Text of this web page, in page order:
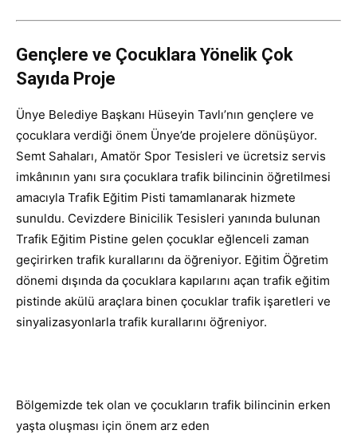
Gençlere ve Çocuklara Yönelik Çok
Sayıda Proje
Ünye Belediye Başkanı Hüseyin Tavlı’nın gençlere ve
çocuklara verdiği önem Ünye’de projelere dönüşüyor.
Semt Sahaları, Amatör Spor Tesisleri ve ücretsiz servis
imkânının yanı sıra çocuklara trafik bilincinin öğretilmesi
amacıyla Trafik Eğitim Pisti tamamlanarak hizmete
sunuldu. Cevizdere Binicilik Tesisleri yanında bulunan
Trafik Eğitim Pistine gelen çocuklar eğlenceli zaman
geçirirken trafik kurallarını da öğreniyor. Eğitim Öğretim
dönemi dışında da çocuklara kapılarını açan trafik eğitim
pistinde akülü araçlara binen çocuklar trafik işaretleri ve
sinyalizasyonlarla trafik kurallarını öğreniyor.
Bölgemizde tek olan ve çocukların trafik bilincinin erken
yaşta oluşması için önem arz eden